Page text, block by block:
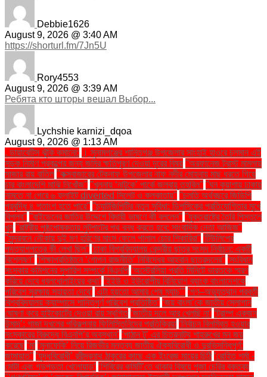
Debbie1626
August 9, 2026 @ 3:40 AM
https://shorturl.fm/7Jn5U
Rory4553
August 9, 2026 @ 3:39 AM
Ребята кто шторы вешал Выбор...
Lychshie karnizi_dqoa
August 9, 2026 @ 1:13 AM
. ডায়াবেটিস ঝুঁকি কমানো:
। সুনামগঞ্জের শান্তিগঞ্জ উপজেলার সাংহাই হাওরে চলমান এই
সড়ক নির্মাণ প্রকল্পের জন্য জমির ক্ষতিপূরণ দেওয়া দূরের বিষয় ''অরফানেজ ট্রাস্ট মামলায়
সাজার রায় বাতিল ''কক্সবাজারের টেকনাফ উপজেলার নাফ নদীর মোহনায় মাছ ধরতে গিয়ে
চার বাংলাদেশি মাঝি নিখোঁজ'' ''খুলনায় ‘নাটুকে’ পার্কে জলবায়ু তহবিল'' ''ঘন কুয়াশায় ঢাকায়
নামতে না পেরে ৬ ফ্লাইট diverted সিলেট ও কলকাতায়'' ''চলতি অর্থবছরে জিডিপি
প্রবৃদ্ধি ৪ শতাংশ হতে পারে'' ''চ্যাটজিপিটির নতুন সুবিধা: ডিপসিকের প্রতিযোগিতার মুখে
বিপ্লব'' ''বাইডেনের জাতির উদ্দেশে বিদায়ী ভাষণে কী বললেন'' ''যুক্তরাষ্ট্রে তৈরি পিস্তলে
খুন ''রাষ্ট্রীয় পৃষ্ঠপোষকতায় লুটপাটের পথ বন্ধ করতে হবে: সাংবাদিক নেতা আজিজ"
''সুন্দরবনে নৌকায় দুই মণ হরিণের মাংস ফেলে পালাল চোর শিকারিরা'' 'টিউলিপের
পদত্যাগপত্রে কী লেখা ছিল'' 'ঢাকা বিশ্ববিদ্যালয় কেন্দ্রীয় ছাত্র সংসদ নির্বাচন: একটি
বিশ্লেষণ'' 'শিক্ষাপ্রতিষ্ঠানে ‘গোপন রাজনীতি’ নিষিদ্ধের আহ্বান ছাত্রদলের'' 'সংবিধান
সংস্কার কমিশনের সুপারিশ সম্পর্কে বিএনপি ‘অস্ট্রেলিয়া প্রতি মিনিটে ভারতকে স্মরণ
করিয়ে দেবে ধবলধোলাইয়ের কথা’ ‘ইইউ ও ইউরোপীয় বিনিয়োগ ব্যাংক বাংলাদেশকে
পরিবেশ সুরক্ষায় সহায়তা দেবে’ ‘এটা হয়তো আমার শেষ ম্যাচ’" ‘গণ–অভ্যুত্থান পরবর্তী
বিশ্ববিদ্যালয় ক্যাম্পাসে শান্তিপূর্ণ পরিবেশ প্রতিষ্ঠিত’ ‘জয় বাংলা’কে জাতীয় স্লোগান
ঘোষণা করে হাইকোর্টের দেওয়া রায় স্থগিত ‘জাতীয় দলে আর খেলছি না’ ‘ট্রাম্প একজন
উন্মাদ’: গাজা দখলের পরিকল্পনায় ফিলিস্তিনিদের প্রতিক্রিয়া ‘নির্বাচন বিলম্বিত হওয়ার
সংস্কারের বিরুদ্ধে বিএনপি’র অবস্থান’ ‘পাঠান টু’ এর চিত্রনাট্য শাহরুখের মন জয়
করেছে ‘মা ‘মুনাফেকি’ নিয়ে রিজভীর মন্তব্য জাতীয় ঐক্যবিরোধী ও দুরভিসন্ধিপূর্ণ:
জামায়াত" ‘যুদ্ধবিরোধী’ রবীন্দ্রনাথ ঠাকুরের কাছে এক ইংরেজ মায়ের চিঠি ‘রোহিত শর্মা -
মোটা এবং গড়পড়তা খেলোয়াড়’ ‘শিবিরের কমিটি’তে থাকার বিষয়ে পূজা চেরির বক্তব্য